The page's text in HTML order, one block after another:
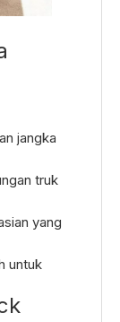
jangka
truk
yang
untuk